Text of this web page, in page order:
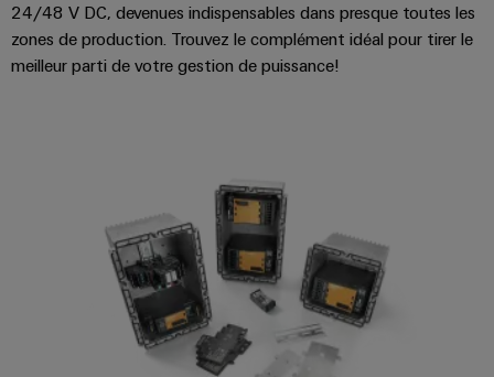
24/48 V DC, devenues indispensables dans presque toutes les
zones de production. Trouvez le complément idéal pour tirer le
meilleur parti de votre gestion de puissance!